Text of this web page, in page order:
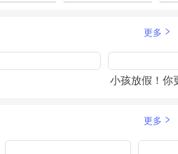
更多
小孩放假！你
更多